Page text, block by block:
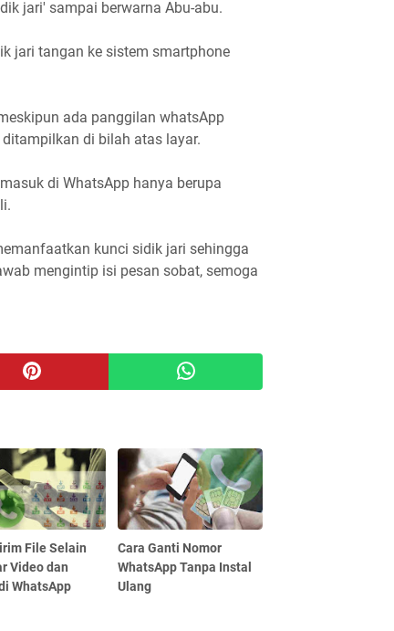
jari' sampai berwarna Abu-abu.
jari tangan ke sistem smartphone
ada panggilan whatsApp
di bilah atas layar.
di WhatsApp hanya berupa
kunci sidik jari sehingga
mengintip isi pesan sobat, semoga
File Selain
Video dan
WhatsApp
Cara Ganti Nomor
WhatsApp Tanpa Instal
Ulang